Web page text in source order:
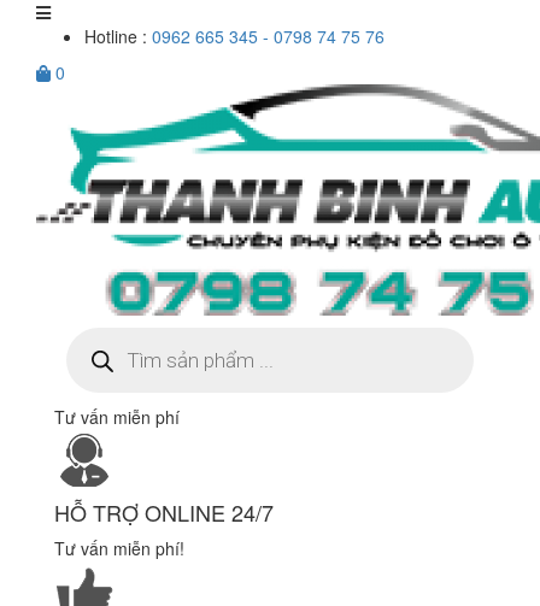
Hotline : 0962 665 345 - 0798 74 75 76
0
kiếm
sản
Tư vấn miễn phí
HỖ TRỢ ONLINE 24/7
Tư vấn miễn phí!